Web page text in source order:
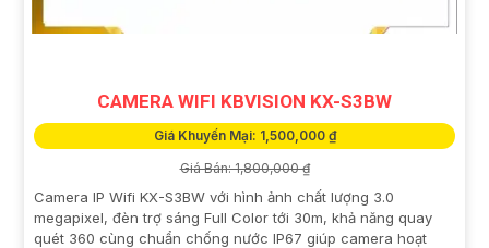
CAMERA WIFI KBVISION KX-S3BW
Giá Khuyến Mại: 1,500,000 ₫
Giá Bán: 1,800,000 ₫
Camera IP Wifi KX-S3BW với hình ảnh chất lượng 3.0
megapixel, đèn trợ sáng Full Color tới 30m, khả năng quay
quét 360 cùng chuẩn chống nước IP67 giúp camera hoạt